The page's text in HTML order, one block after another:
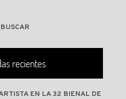
recientes
EN LA 32 BIENAL DE